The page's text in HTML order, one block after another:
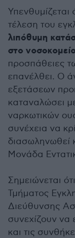
Υπενθυμίζεται
τέλεση του
λιπόθυμη
στο
προσπάθειες
επανέλθει. Ο
εξετάσεων
καταναλώσει
ναρκωτικών
συνέχεια να
διασωληνωθεί
Μονάδα
Σημειώνεται
Τμήματος
Διεύθυνσης
συνεχίζουν να
και τις